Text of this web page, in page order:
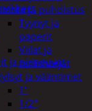
ja puhdistus
Tyynyt ja
paperit
Viilat ja
teräsharjat
ja vääntimet
1"
1/2"
ja ajoneuvot